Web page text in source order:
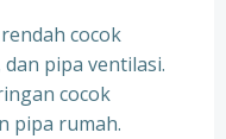
cocok
pipa ventilasi.
cocok
pipa rumah.